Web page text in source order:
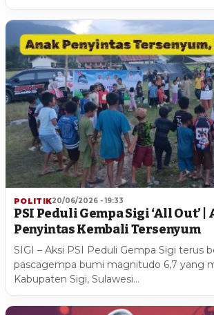
POLITIK20/06/2026 - 19:33
PSI Peduli Gempa Sigi ‘All Out’ |
Penyintas Kembali Tersenyum
SIGI – Aksi PSI Peduli Gempa Sigi terus
pascagempa bumi magnitudo 6,7 yang
Kabupaten Sigi, Sulawesi…